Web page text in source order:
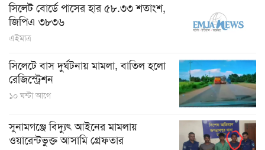
সিলেট বোর্ডে পাসের হার ৫৮.৩৩ শতাংশ,
জিপিএ ৩৮৩৬
এইমাত্র
সিলেটে বাস দুর্ঘটনায় মামলা, বাতিল হলো
রেজিস্ট্রেশন
১০ ঘন্টা আগে
সুনামগঞ্জে বিদ্যুৎ আইনের মামলায়
ওয়ারেন্টভুক্ত আসামি গ্রেফতার